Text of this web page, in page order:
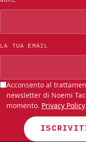
LA TUA EMAIL
Acconsento al
newsletter di Noemi
momento. Privacy Policy.